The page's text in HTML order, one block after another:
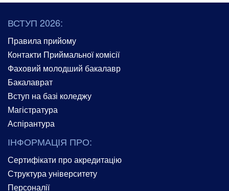
ВСТУП 2026:
Правила прийому
Контакти Приймальної комісії
Фаховий молодший бакалавр
Бакалаврат
Вступ на базі коледжу
Магістратура
Аспірантура
ІНФОРМАЦІЯ ПРО:
Сертифікати про акредитацію
Структура університету
Персоналії